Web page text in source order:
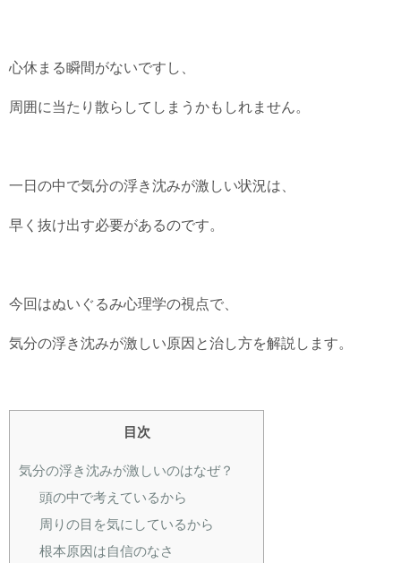
心休まる瞬間がないですし、
周囲に当たり散らしてしまうかもしれません。
一日の中で気分の浮き沈みが激しい状況は、
早く抜け出す必要があるのです。
今回はぬいぐるみ心理学の視点で、
気分の浮き沈みが激しい原因と治し方を解説します。
目次
気分の浮き沈みが激しいのはなぜ？
頭の中で考えているから
周りの目を気にしているから
根本原因は自信のなさ